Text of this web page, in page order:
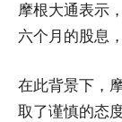
摩根大通表示
六个月的股息
在此背景下，
取了谨慎的态度